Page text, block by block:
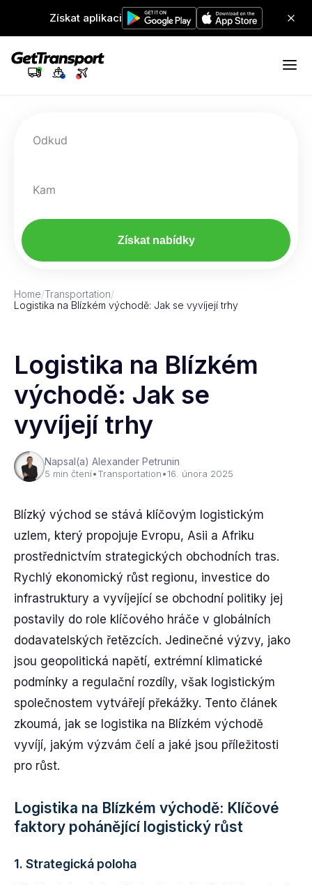
Získat aplikaci
Odkud
Kam
Získat nabídky
Home/Transportation/
Logistika na Blízkém východě: Jak se vyvíjejí trhy
Logistika na Blízkém
východě: Jak se
vyvíjejí trhy
Napsal(a) Alexander Petrunin
5 min čtení•Transportation•16. února 2025
Blízký východ se stává klíčovým logistickým
uzlem, který propojuje Evropu, Asii a Afriku
prostřednictvím strategických obchodních tras.
Rychlý ekonomický růst regionu, investice do
infrastruktury a vyvíjející se obchodní politiky jej
postavily do role klíčového hráče v globálních
dodavatelských řetězcích. Jedinečné výzvy, jako
jsou geopolitická napětí, extrémní klimatické
podmínky a regulační rozdíly, však logistickým
společnostem vytvářejí překážky. Tento článek
zkoumá, jak se logistika na Blízkém východě
vyvíjí, jakým výzvám čelí a jaké jsou příležitosti
pro růst.
Logistika na Blízkém východě: Klíčové
faktory pohánějící logistický růst
1. Strategická poloha